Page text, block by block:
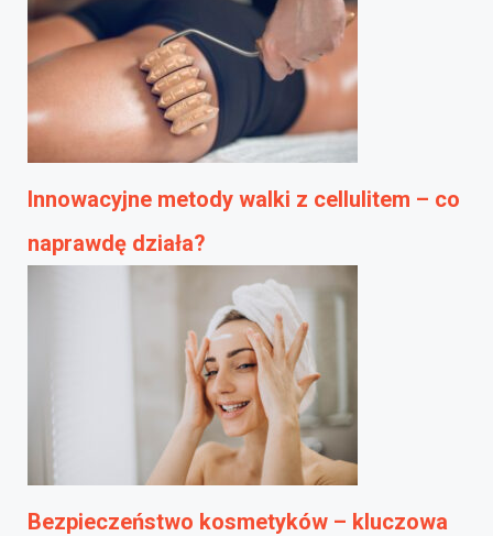
Innowacyjne metody walki z cellulitem – co
naprawdę działa?
Bezpieczeństwo kosmetyków – kluczowa